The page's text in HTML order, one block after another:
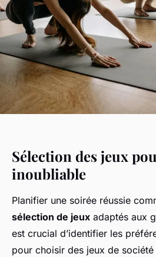
Sélection des jeux
inoubliable
Planifier une soirée réussie
sélection de jeux adaptés aux
est crucial d’identifier les
pour choisir des jeux de